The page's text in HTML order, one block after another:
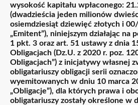
wysokość kapitału wpłaconego:
(dwadzieścia jeden milionów
osiemdziesiąt dziewięć złotych i
„Emitent”), niniejszym działając na
1 pkt. 3 oraz art. 51 ustawy z dnia
Obligacjach (Dz.U. z 2020 r. poz.
Obligacjach”) z inicjatywy własnej
obligatariuszy obligacji serii
wyemitowanych w dniu 10 marca
„Obligacje”), dla których prawa i
obligatariuszy zostały określone w